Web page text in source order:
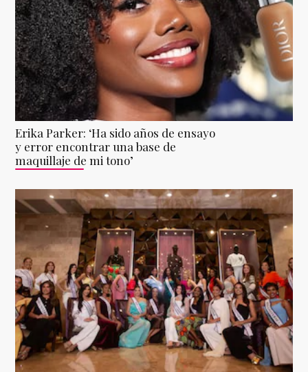
Erika Parker: ‘Ha sido años de ensayo
y error encontrar una base de
maquillaje de mi tono’